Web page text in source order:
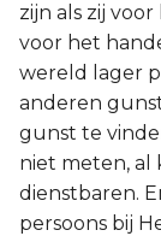
zijn als zij
voor het
wereld lager
anderen
gunst te
niet meten, al
dienstbaren.
persoons bij